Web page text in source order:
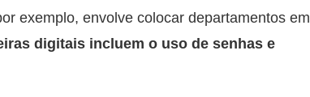
exemplo, envolve colocar departamentos em
digitais incluem o uso de senhas e